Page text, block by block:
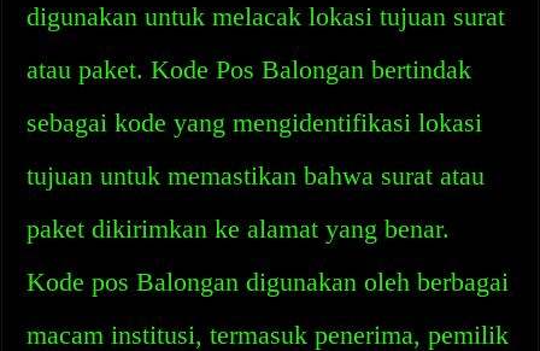
digunakan untuk melacak lokasi tujuan surat
atau paket. Kode Pos Balongan bertindak
sebagai kode yang mengidentifikasi lokasi
tujuan untuk memastikan bahwa surat atau
paket dikirimkan ke alamat yang benar.
Kode pos Balongan digunakan oleh berbagai
macam institusi, termasuk penerima, pemilik